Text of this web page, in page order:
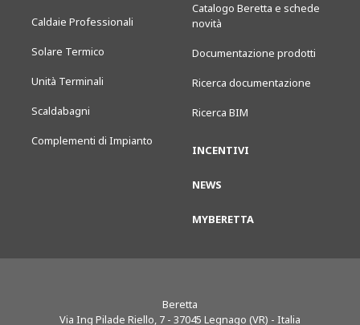
Caldaie Professionali
Solare Termico
Unità Terminali
Scaldabagni
Complementi di Impianto
Catalogo Beretta e schede
novità
Documentazione prodotti
Ricerca documentazione
Ricerca BIM
INCENTIVI
NEWS
MYBERETTA
Beretta
Via Ing Pilade Riello, 7 - 37045 Legnago (VR) - Italia